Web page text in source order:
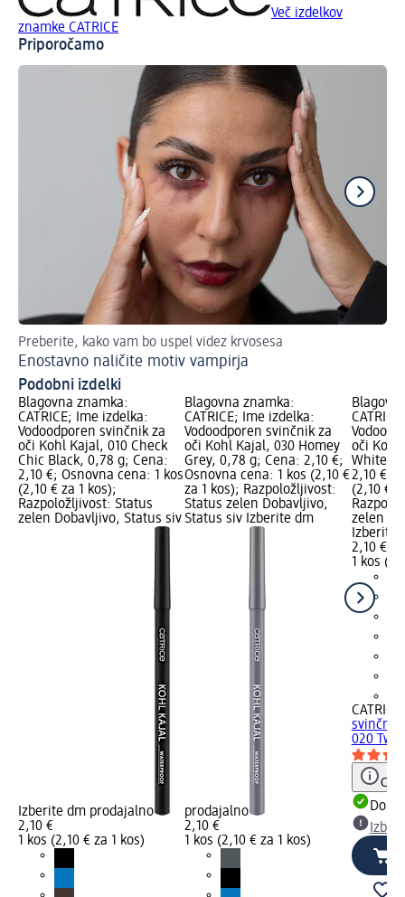
Več izdelkov
znamke CATRICE
Priporočamo
Preberite, kako vam bo uspel videz krvosesa
Enostavno naličite motiv vampirja
Podobni izdelki
Blagovna znamka:
CATRICE; Ime izdelka:
Vodoodporen svinčnik za
oči Kohl Kajal, 010 Check
Chic Black, 0,78 g; Cena:
2,10 €; Osnovna cena: 1 kos
(2,10 € za 1 kos);
Razpoložljivost: Status
zelen Dobavljivo, Status siv
Izberite dm prodajalno
2,10 €
1 kos (2,10 € za 1 kos)
Blagovna znamka:
CATRICE; Ime izdelka:
Vodoodporen svinčnik za
oči Kohl Kajal, 030 Homey
Grey, 0,78 g; Cena: 2,10 €;
Osnovna cena: 1 kos (2,10 €
za 1 kos); Razpoložljivost:
Status zelen Dobavljivo,
Status siv Izberite dm
prodajalno
2,10 €
1 kos (2,10 € za 1 kos)
oči Kohl
White,
2,10 €;
(2,10 €
zelen
Izberite
2,10 €
1 kos
CATRICE
svinčnik
020